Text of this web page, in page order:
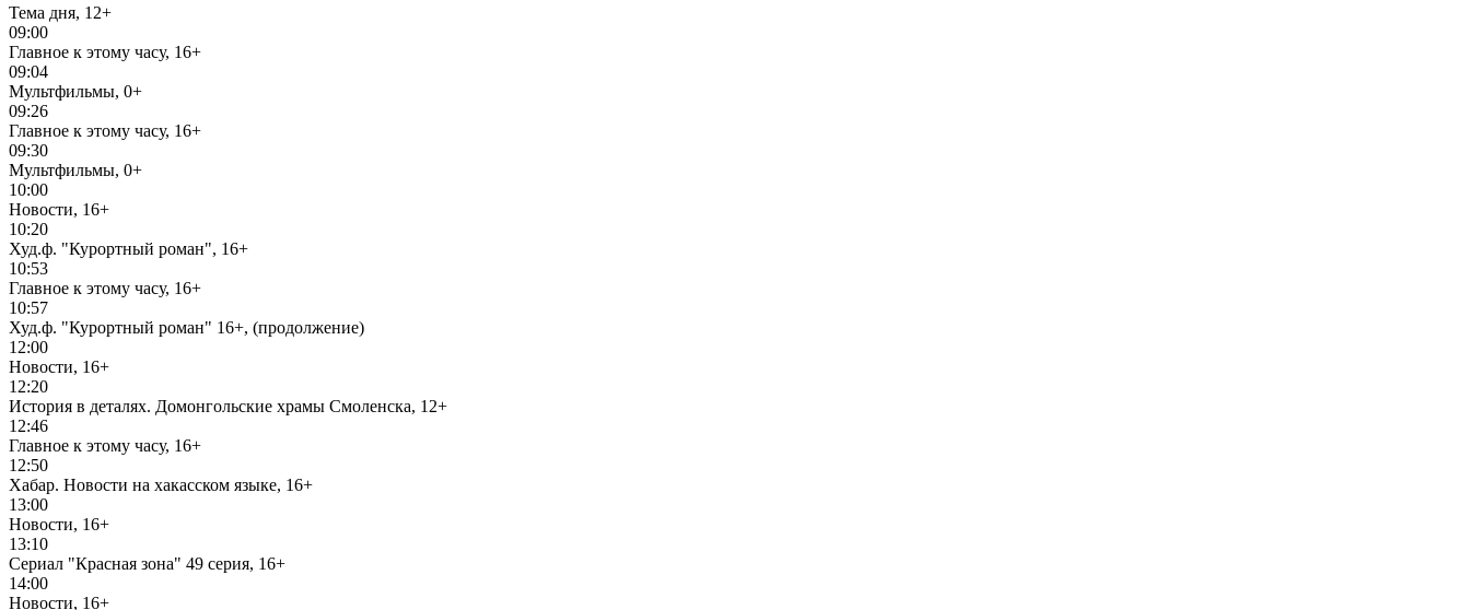
Тема дня, 12+
09:00
Главное к этому часу, 16+
09:04
Мультфильмы, 0+
09:26
Главное к этому часу, 16+
09:30
Мультфильмы, 0+
10:00
Новости, 16+
10:20
Худ.ф. "Курортный роман", 16+
10:53
Главное к этому часу, 16+
10:57
Худ.ф. "Курортный роман" 16+, (продолжение)
12:00
Новости, 16+
12:20
История в деталях. Домонгольские храмы Смоленска, 12+
12:46
Главное к этому часу, 16+
12:50
Хабар. Новости на хакасском языке, 16+
13:00
Новости, 16+
13:10
Сериал "Красная зона" 49 серия, 16+
14:00
Новости, 16+